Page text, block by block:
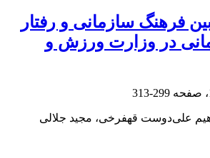
فرهنگ سازمانی و رفتار
در وزارت ورزش و
299-313
علی‌دوست قهفرخی، مجید جلالی